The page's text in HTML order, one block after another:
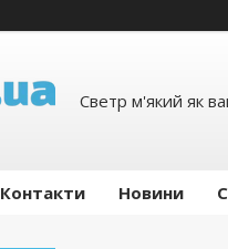
Светр м'який як
Контакти Новини